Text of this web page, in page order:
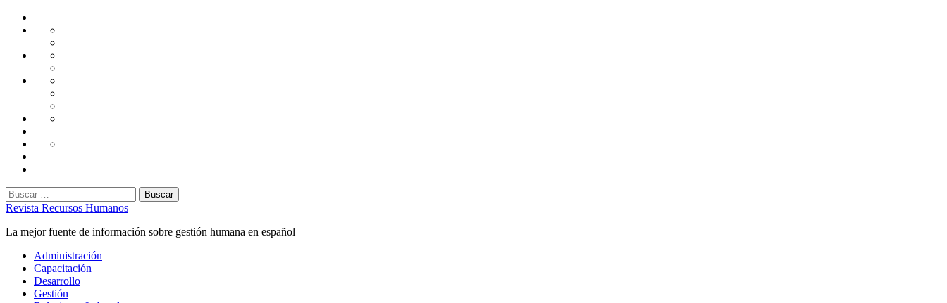
Saltar
Administración
Capacitación
Desarrollo
Gestión
Laborales
Selección
Buscar:
Revista Recursos Humanos
La mejor fuente de información sobre gestión humana en español
Menú
principal
Administración
Capacitación
Desarrollo
Gestión